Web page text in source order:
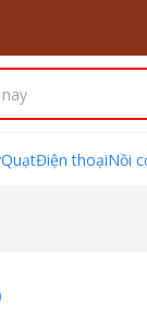
QuạtĐiện thoạiNồi